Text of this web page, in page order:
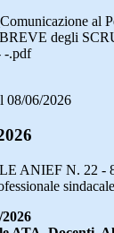
al
degli
-.pdf
08/06/2026
ANIEF N. 22 -
sindacale